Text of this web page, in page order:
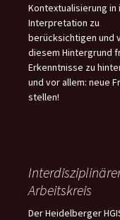
Kontextualisierung in
Interpretation zu
berücksichtigen und
diesem Hintergrund
Erkenntnisse zu
und vor allem: neue
stellen!
Arbeitskreis
Der Heidelberger